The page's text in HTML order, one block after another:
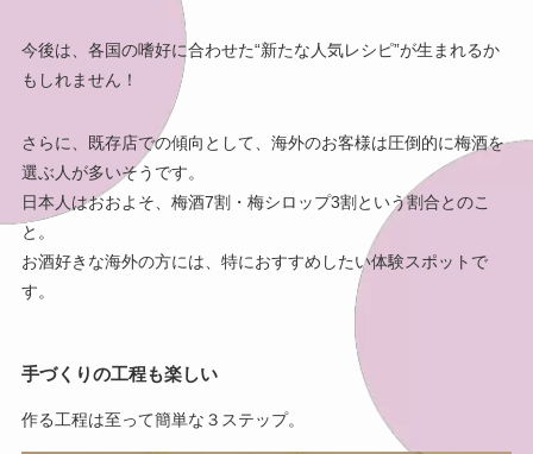
今後は、各国の嗜好に合わせた“新たな人気レシピ”が生まれるか
もしれません！
さらに、既存店での傾向として、海外のお客様は圧倒的に梅酒を
選ぶ人が多いそうです。
日本人はおおよそ、梅酒7割・梅シロップ3割という割合とのこ
と。
お酒好きな海外の方には、特におすすめしたい体験スポットで
す。
手づくりの工程も楽しい
作る工程は至って簡単な３ステップ。